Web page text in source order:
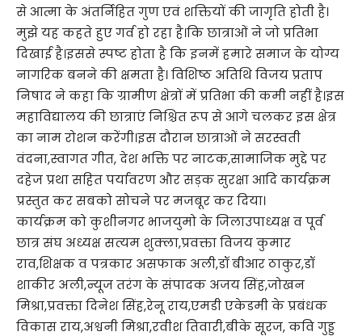
से आत्मा के अंतर्निहित गुण एवं शक्तियों की जागृति होती है।
मुझे यह कहते हुए गर्व हो रहा है।कि छात्राओं ने जो प्रतिभा
दिखाई है।इससे स्पष्ट होता है कि इनमें हमारे समाज के योग्य
नागरिक बनने की क्षमता है। विशिष्ठ अतिथि विजय प्रताप
निषाद ने कहा कि ग्रामीण क्षेत्रों में प्रतिभा की कमी नहीं है।इस
महाविद्यालय की छात्राएं निश्चित रूप से आगे चलकर इस क्षेत्र
का नाम रोशन करेंगी।इस दौरान छात्राओं ने सरस्वती
वंदना,स्वागत गीत, देश भक्ति पर नाटक,सामाजिक मुद्दे पर
दहेज प्रथा सहित पर्यावरण और सड़क सुरक्षा आदि कार्यक्रम
प्रस्तुत कर सबको सोचने पर मजबूर कर दिया।
कार्यक्रम को कुशीनगर भाजयुमो के जिलाउपाध्यक्ष व पूर्व
छात्र संघ अध्यक्ष सत्यम शुक्ला,प्रवक्ता विजय कुमार
राव,शिक्षक व पत्रकार असफाक अली,डॉ बीआर ठाकुर,डॉ
शाकीर अली,न्यूज तरंग के संपादक अजय सिंह,जोखन
मिश्रा,प्रवक्ता दिनेश सिंह,रेनू राय,एमडी एकेडमी के प्रबंधक
विकास राय,अश्वनी मिश्रा,रवीश तिवारी,बीके सूरज, कवि गुड्डू